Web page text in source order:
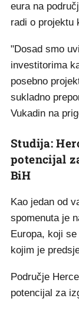
eura na
radi o projektu
"Dosad smo
investitorima
posebno
sukladno
Vukadin na
Studija:
potencijal
BiH
Kao jedan od
spomenuta je
Europa, koji
kojim je
Područje
potencijal za